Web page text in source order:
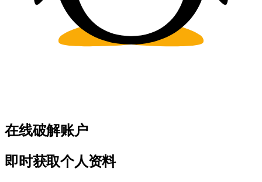
在线破解账户
即时获取个人资料